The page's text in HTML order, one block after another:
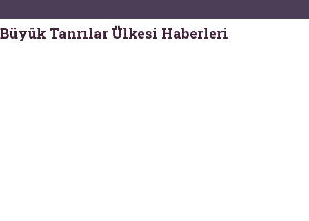
Büyük Tanrılar Ülkesi Haberleri